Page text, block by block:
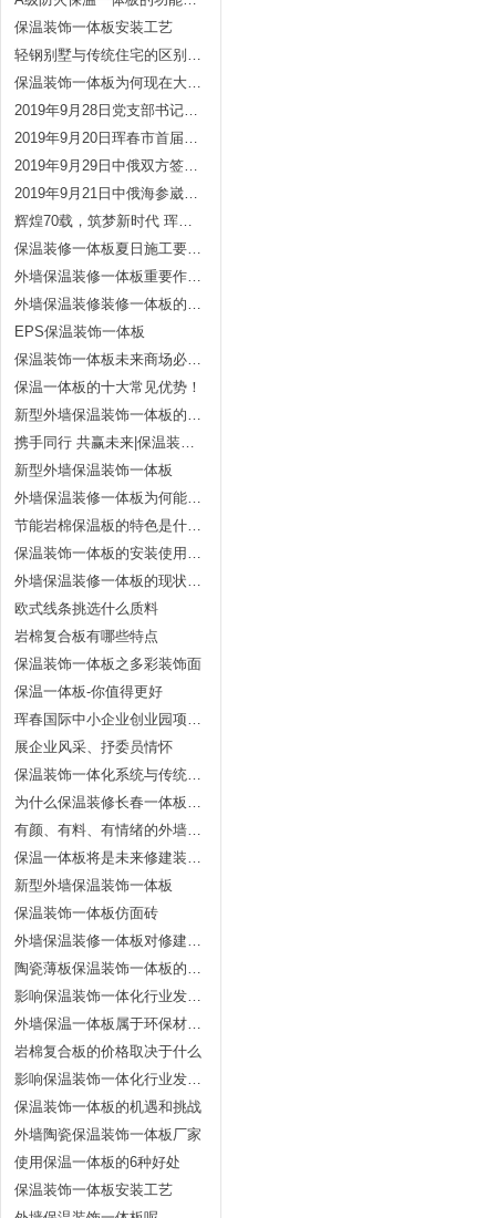
保温装饰一体板安装工艺
轻钢别墅与传统住宅的区别在哪里
保温装饰一体板为何现在大家那么喜欢
2019年9月28日党支部书记王秀伟带领党员及积极分子慰问珲春消防指战员
2019年9月20日珲春市首届非公企业产品展销会
2019年9月29日中俄双方签订了代理协议
2019年9月21日中俄海参崴区签订代理协议
辉煌70载，筑梦新时代 珲春三元集团国庆70周年文艺演出
保温装修一体板夏日施工要留意的事项
外墙保温装修一体板重要作用体现在哪几个方面？
外墙保温装修装修一体板的全体作用
EPS保温装饰一体板
保温装饰一体板未来商场必将强势展开？
保温一体板的十大常见优势！
新型外墙保温装饰一体板的发展趋势
携手同行 共赢未来|保温装饰一体板展开之路，任重而道远
新型外墙保温装饰一体板
外墙保温装修一体板为何能成为新式修建墙体节能的新宠？
节能岩棉保温板的特色是什么？什么是保温一体板？
保温装饰一体板的安装使用要求有哪些？
外墙保温装修一体板的现状与趋势
欧式线条挑选什么质料
岩棉复合板有哪些特点
保温装饰一体板之多彩装饰面
保温一体板-你值得更好
珲春国际中小企业创业园项目进展顺利
展企业风采、抒委员情怀
保温装饰一体化系统与传统薄抹灰系统的比较
为什么保温装修长春一体板这么受青睐？
有颜、有料、有情绪的外墙保温装修长春一体板
保温一体板将是未来修建装修开展的方向
新型外墙保温装饰一体板
保温装饰一体板仿面砖
外墙保温装修一体板对修建的详细效果表现
陶瓷薄板保温装饰一体板的广阔前景和无限商机
影响保温装饰一体化行业发展的主要因素
外墙保温一体板属于环保材料吗?
岩棉复合板的价格取决于什么
影响保温装饰一体化行业发展的主要因素
保温装饰一体板的机遇和挑战
外墙陶瓷保温装饰一体板厂家
使用保温一体板的6种好处
保温装饰一体板安装工艺